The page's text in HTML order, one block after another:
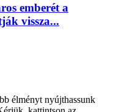
emberét a
vissza...
élményt nyújthassunk